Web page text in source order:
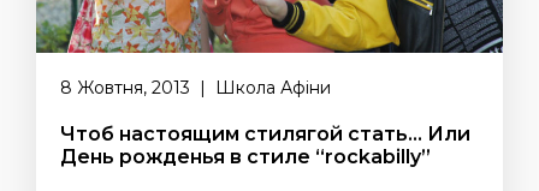
8 Жовтня, 2013 | Школа Афіни
Чтоб настоящим стилягой стать… Или
День рожденья в стиле “rockabilly”